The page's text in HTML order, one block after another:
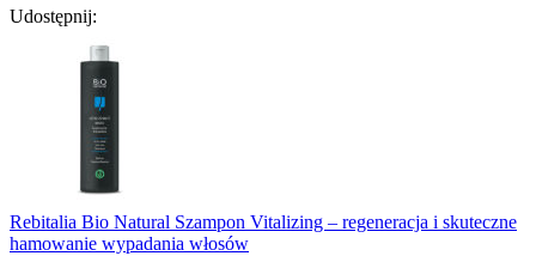
Udostępnij:
Rebitalia Bio Natural Szampon Vitalizing – regeneracja i skuteczne
hamowanie wypadania włosów